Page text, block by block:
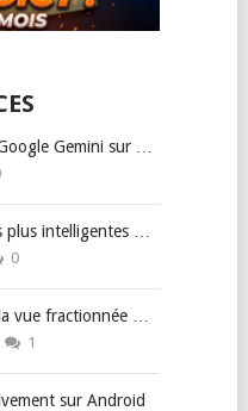
Gemini sur …
plus intelligentes …
0
vue fractionnée …
1
sur Android